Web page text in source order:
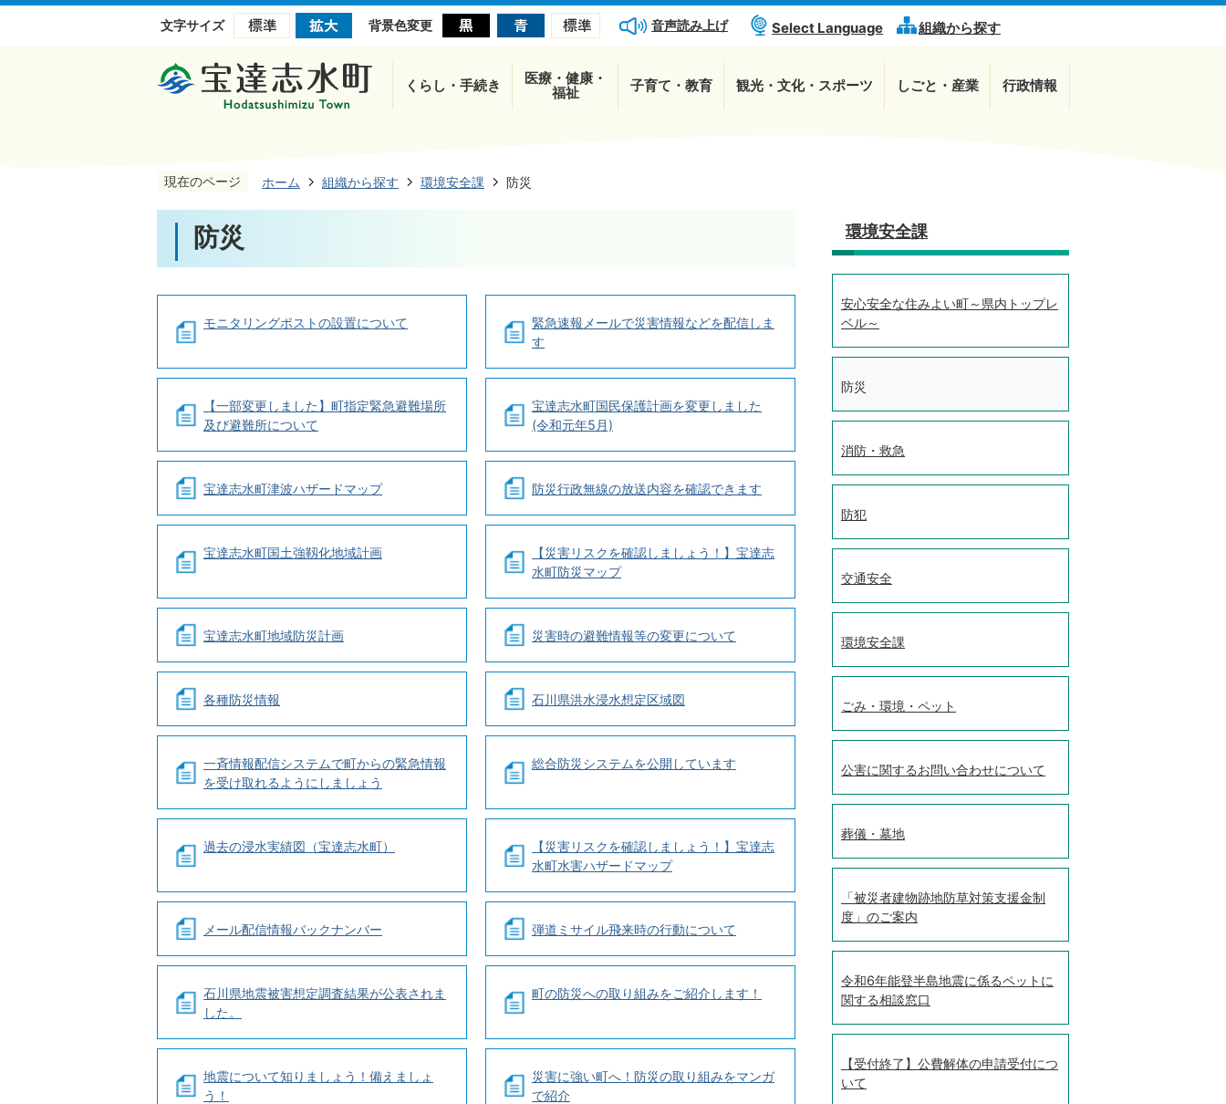
文字サイズ 背景色変更 音声読み上げ Select Language 組織から探す
くらし・手続き
医療・健康・
福祉
子育て・教育 観光・文化・スポーツ しごと・産業 行政情報
現在のページ ホーム 組織から探す 環境安全課 防災
防災
モニタリングポストの設置について
緊急速報メールで災害情報などを配信しま
す
【一部変更しました】町指定緊急避難場所
及び避難所について
宝達志水町国民保護計画を変更しました
(令和元年5月)
宝達志水町津波ハザードマップ 防災行政無線の放送内容を確認できます
宝達志水町国土強靱化地域計画
【災害リスクを確認しましょう！】宝達志
水町防災マップ
宝達志水町地域防災計画 災害時の避難情報等の変更について
各種防災情報 石川県洪水浸水想定区域図
一斉情報配信システムで町からの緊急情報
を受け取れるようにしましょう
総合防災システムを公開しています
過去の浸水実績図（宝達志水町）
【災害リスクを確認しましょう！】宝達志
水町水害ハザードマップ
メール配信情報バックナンバー 弾道ミサイル飛来時の行動について
石川県地震被害想定調査結果が公表されま
した。
町の防災への取り組みをご紹介します！
地震について知りましょう！備えましょ
う！
災害に強い町へ！防災の取り組みをマンガ
で紹介
環境安全課
安心安全な住みよい町～県内トップレ
ベル～
防災
消防・救急
防犯
交通安全
環境安全課
ごみ・環境・ペット
公害に関するお問い合わせについて
葬儀・墓地
「被災者建物跡地防草対策支援金制
度」のご案内
令和6年能登半島地震に係るペットに
関する相談窓口
【受付終了】公費解体の申請受付につ
いて